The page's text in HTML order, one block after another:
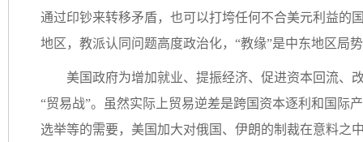
通过印钞来转移矛盾，也可以打垮任何不合美元利益的
地区，教派认同问题高度政治化，“教缘”是中东地区局
美国政府为增加就业、提振经济、促进资本回流、
“贸易战”。虽然实际上贸易逆差是跨国资本逐利和国际
选举等的需要，美国加大对俄国、伊朗的制裁在意料之